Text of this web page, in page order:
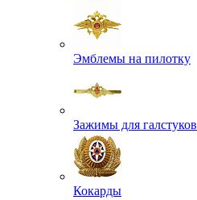
Эмблемы на пилотку
Зажимы для галстуков
Кокарды